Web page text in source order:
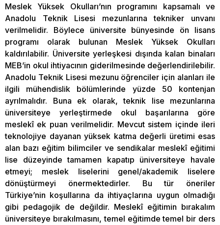
Meslek Yüksek Okulları’nın programını kapsamalı ve
Anadolu Teknik Lisesi mezunlarına tekniker unvanı
verilmelidir. Böylece üniversite bünyesinde ön lisans
programı olarak bulunan Meslek Yüksek Okulları
kaldırılabilir. Üniversite yerleşkesi dışında kalan binaları
MEB’in okul ihtiyacının giderilmesinde değerlendirilebilir.
Anadolu Teknik Lisesi mezunu öğrenciler için alanları ile
ilgili mühendislik bölümlerinde yüzde 50 kontenjan
ayrılmalıdır. Buna ek olarak, teknik lise mezunlarına
üniversiteye yerleştirmede okul başarılarına göre
meslekî ek puan verilmelidir. Mevcut sistem içinde ileri
teknolojiye dayanan yüksek katma değerli üretimi esas
alan bazı eğitim bilimciler ve sendikalar meslekî eğitimi
lise düzeyinde tamamen kapatıp üniversiteye havale
etmeyi; meslek liselerini genel/akademik liselere
dönüştürmeyi önermektedirler. Bu tür öneriler
Türkiye’nin koşullarına da ihtiyaçlarına uygun olmadığı
gibi pedagojik de değildir. Meslekî eğitimin bırakalım
üniversiteye bırakılmasını, temel eğitimde temel bir ders